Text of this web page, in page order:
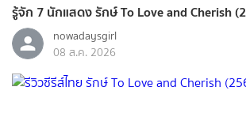
รู้จัก 7 นักแสดง รักษ์ To Love and Cherish
nowadaysgirl
08 ส.ค. 2026